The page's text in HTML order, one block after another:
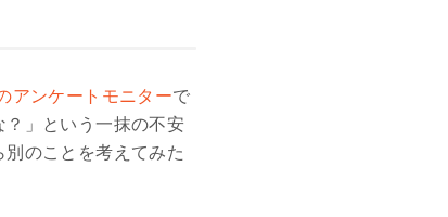
アンケートモニターで
」という一抹の不安
のことを考えてみた